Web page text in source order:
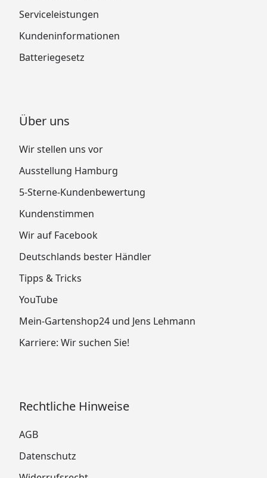
Serviceleistungen
Kundeninformationen
Batteriegesetz
Über uns
Wir stellen uns vor
Ausstellung Hamburg
5-Sterne-Kundenbewertung
Kundenstimmen
Wir auf Facebook
Deutschlands bester Händler
Tipps & Tricks
YouTube
Mein-Gartenshop24 und Jens Lehmann
Karriere: Wir suchen Sie!
Rechtliche Hinweise
AGB
Datenschutz